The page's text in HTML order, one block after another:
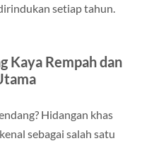
setiap tahun.
Kaya Rempah dan
Hidangan khas
sebagai salah satu